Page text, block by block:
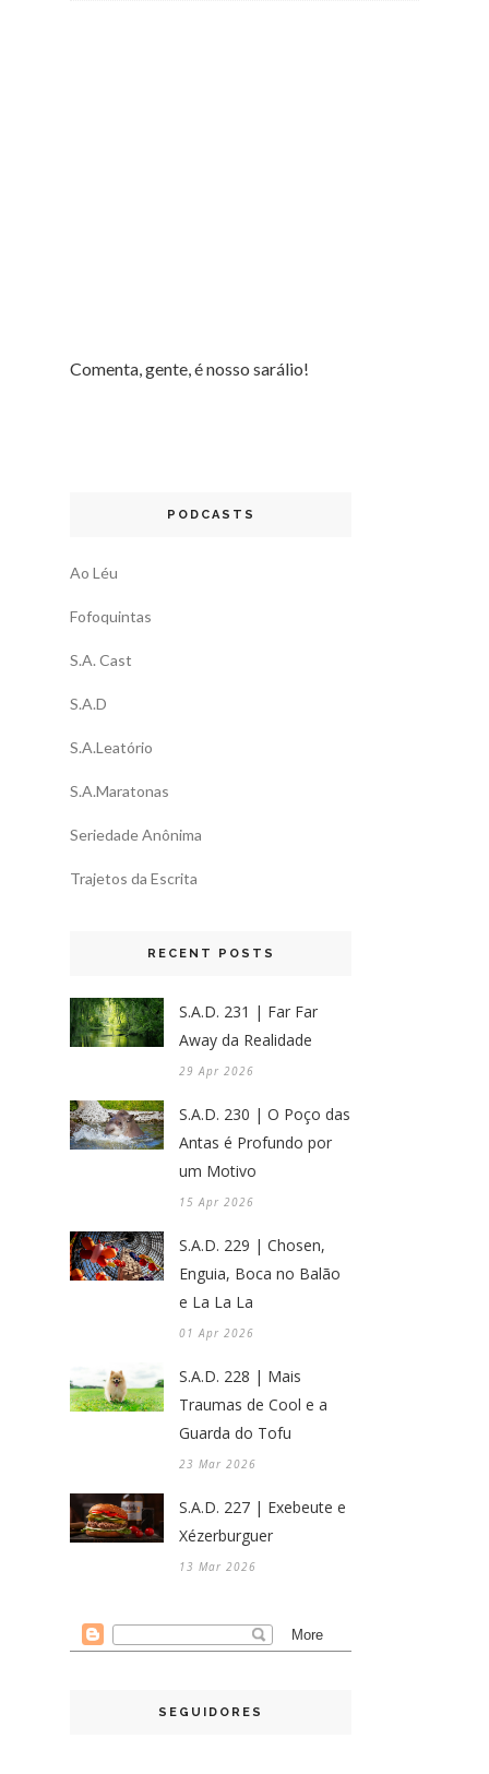
Comenta, gente, é nosso sarálio!
PODCASTS
Ao Léu
Fofoquintas
S.A. Cast
S.A.D
S.A.Leatório
S.A.Maratonas
Seriedade Anônima
Trajetos da Escrita
RECENT POSTS
S.A.D. 231 | Far Far
Away da Realidade
29 Apr 2026
S.A.D. 230 | O Poço das
Antas é Profundo por
um Motivo
15 Apr 2026
S.A.D. 229 | Chosen,
Enguia, Boca no Balão
e La La La
01 Apr 2026
S.A.D. 228 | Mais
Traumas de Cool e a
Guarda do Tofu
23 Mar 2026
S.A.D. 227 | Exebeute e
Xézerburguer
13 Mar 2026
SEGUIDORES